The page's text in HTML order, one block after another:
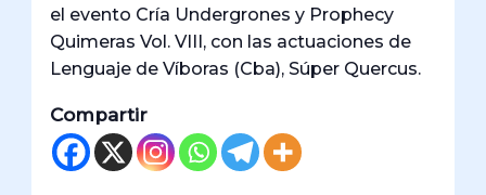
el evento Cría Undergrones y Prophecy
Quimeras Vol. VIII, con las actuaciones de
Lenguaje de Víboras (Cba), Súper Quercus.
Compartir